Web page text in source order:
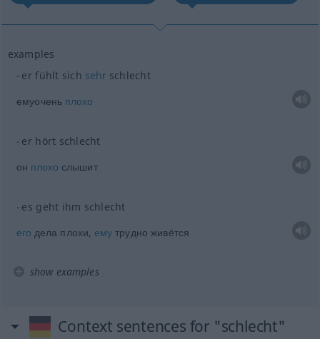
examples
er fühlt sich sehrschlecht
емуочень плохо
er hört schlecht
он плохо слышит
es geht ihm schlecht
его дела плохи, емутрудно живётся
show examples
Context sentences for "schlecht"